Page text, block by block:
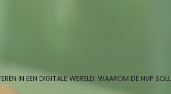
IN EEN DIGITALE WERELD: WAAROM DE NVP